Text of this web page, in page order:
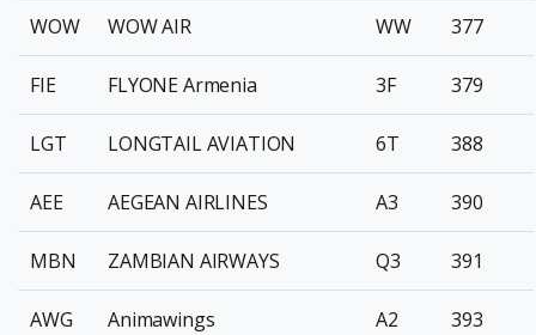
WOW WOW AIR WW 377
FIE FLYONE Armenia 3F 379
LGT LONGTAIL AVIATION 6T 388
AEE AEGEAN AIRLINES A3 390
MBN ZAMBIAN AIRWAYS Q3 391
AWG Animawings A2 393